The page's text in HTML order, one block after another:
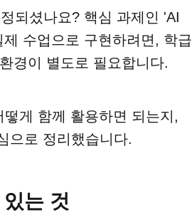
되셨나요? 핵심 과제인 'AI
수업으로 구현하려면, 학급
경이 별도로 필요합니다.
게 함께 활용하면 되는지,
으로 정리했습니다.
는 것